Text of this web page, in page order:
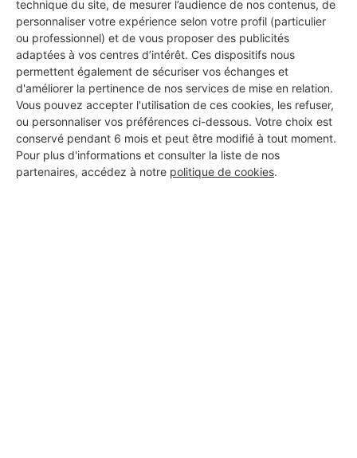
technique du site, de mesurer l’audience de nos contenus, de
personnaliser votre expérience selon votre profil (particulier
ou professionnel) et de vous proposer des publicités
adaptées à vos centres d’intérêt. Ces dispositifs nous
permettent également de sécuriser vos échanges et
d'améliorer la pertinence de nos services de mise en relation.
Vous pouvez accepter l'utilisation de ces cookies, les refuser,
ou personnaliser vos préférences ci-dessous. Votre choix est
conservé pendant 6 mois et peut être modifié à tout moment.
Pour plus d'informations et consulter la liste de nos
partenaires, accédez à notre politique de cookies.
DEMANDER UN DEVIS